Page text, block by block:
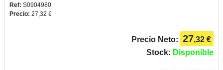
Ref: S0904980
Precio: 27,32 €
Precio Neto: 27,32 €
Stock: Disponible